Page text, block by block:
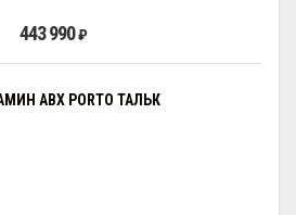
443 990₽
ABX PORTO ТАЛЬК